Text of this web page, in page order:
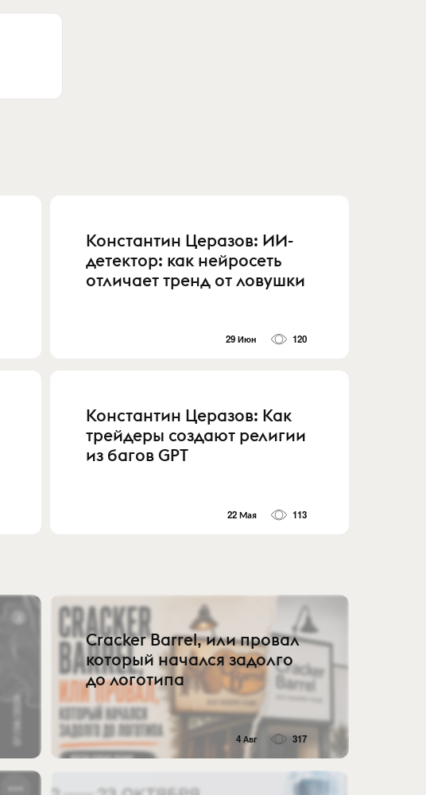
Константин Церазов: ИИ-
детектор: как нейросеть
отличает тренд от ловушки
29 Июн 120
Константин Церазов: Как
трейдеры создают религии
из багов GPT
22 Мая 113
Cracker Barrel, или провал
который начался задолго
до логотипа
4 Авг 317